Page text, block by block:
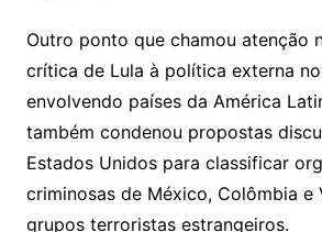
Outro ponto que chamou atenção
crítica de Lula à política externa
envolvendo países da América
também condenou propostas
Estados Unidos para classificar
criminosas de México, Colômbia e
grupos terroristas estrangeiros.